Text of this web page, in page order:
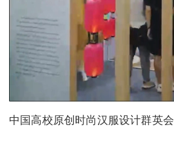
中国高校原创时尚汉服设计群英会